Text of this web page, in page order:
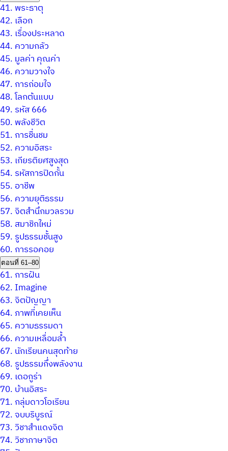
41. พระธาตุ
42. เลือก
43. เรื่องประหลาด
44. ความกลัว
45. มูลค่า คุณค่า
46. ความวางใจ
47. การถ่อมใจ
48.โลกต้นแบบ
49. รหัส 666
50. พลังชีวิต
51. การชื่นชม
52. ความอิสระ
53. เกียรติยศสูงสุด
54. รหัสการปิดกั้น
55. อาชีพ
56. ความยุติธรรม
57.จิตสำนึกมวลรวม
58. สมาชิกใหม่
59. รูปธรรมชั้นสูง
60. การรอคอย
ตอนที่ 61–80
61. การฝัน
62. Imagine
63.จิตปัญญา
64. ภาพที่เคยเห็น
65. ความธรรมดา
66. ความเหลื่อมล้ำ
67. นักเรียนคนสุดท้าย
68. รูปธรรมกึ่งพลังงาน
69. เดอกูร่า
70. บ้านอิสระ
71. กลุ่มดาวโอเรียน
72.จบบริบูรณ์
73.วิชาสำแดงจิต
74.วิชาภาษาจิต